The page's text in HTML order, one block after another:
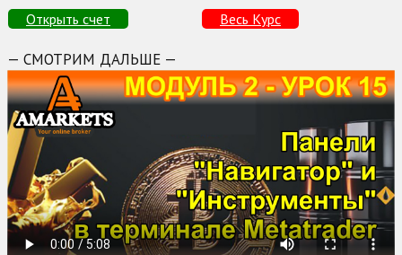
Открыть счет Весь Курс
— СМОТРИМ ДАЛЬШЕ —